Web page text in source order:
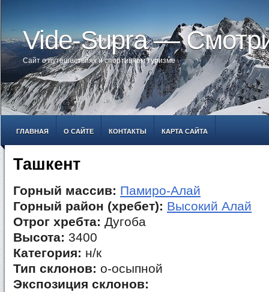
Vide-Supra —
Сайт о путешествиях и спортивном туризме
ГЛАВНАЯ О САЙТЕ КОНТАКТЫ КАРТА САЙТА
Ташкент
Горный массив: Памиро-Алай
Горный район (хребет): Высокий Алай
Отрог хребта: Дугоба
Высота: 3400
Категория: н/к
Тип склонов: о-осыпной
Экспозиция склонов: